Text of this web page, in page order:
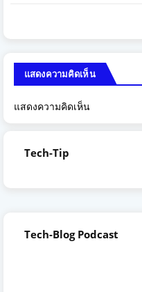
แสดงความคิดเห็น
แสดงความคิดเห็น
Tech-Tip
Tech-Blog Podcast